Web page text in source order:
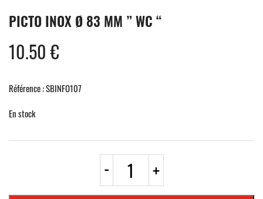
PICTO INOX Ø 83 MM ” WC “
10.50€
Référence : SBINFO107
En stock
- quantité
PICTO
INOX
+